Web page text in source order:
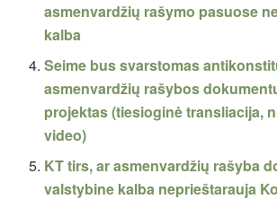
asmenvardžių rašymo pasuose
kalba
Seime bus svarstomas
asmenvardžių rašybos
projektas (tiesioginė transliacija,
video)
KT tirs, ar asmenvardžių rašyba
valstybine kalba neprieštarauja